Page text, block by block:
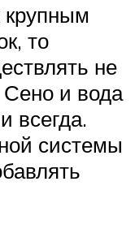
крупным
то
не
Сено и вода
всегда.
системы